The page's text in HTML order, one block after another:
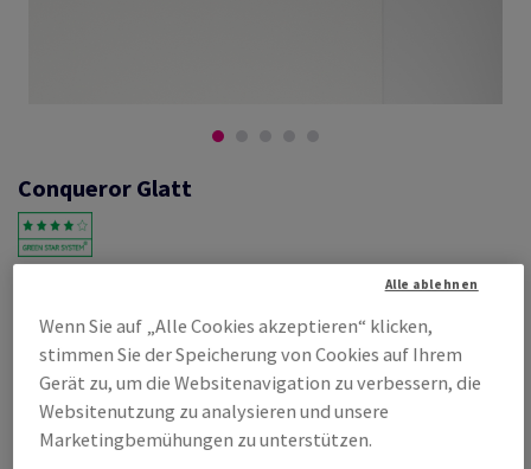
Conqueror Glatt
Conqueror Glatt, high white, 100g/m2,, mit Wasserzeichen, woodfree
ECF with 15% cotton, 130µm, 450mm x 640mm, SRA2, SB, Paket zu 500
Bogen/Blatt, FSC Mix Credit
Produktinformation
Produkt weiterempfehlen
Listenpreis
Wenn Sie auf „Alle Cookies akzeptieren“ klicken,
stimmen Sie der Speicherung von Cookies auf Ihrem
Gerät zu, um die Websitenavigation zu verbessern, die
Websitenutzung zu analysieren und unsere
Marketingbemühungen zu unterstützen.
Alle ablehnen